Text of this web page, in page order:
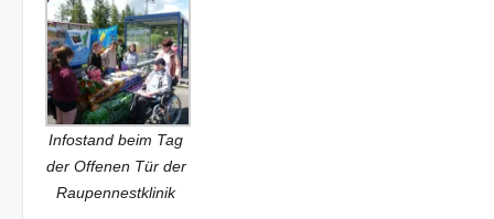
Infostand beim Tag
der Offenen Tür der
Raupennestklinik